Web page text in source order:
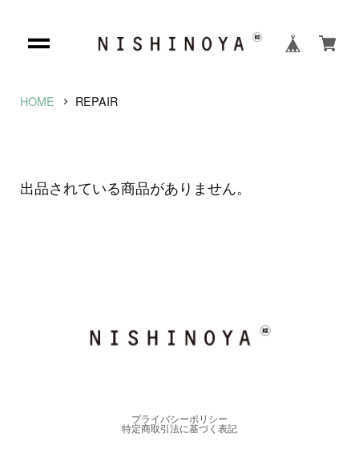
HOME REPAIR
出品されている商品がありません。
プライバシーポリシー
特定商取引法に基づく表記